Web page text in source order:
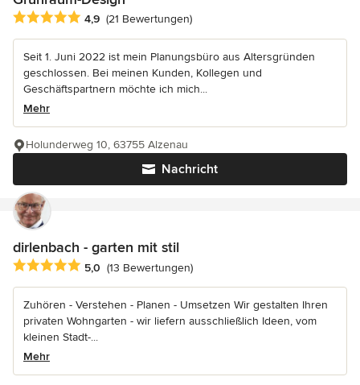
Durchschnittliche Bewertung: 4.9 von 5 Sternen
4,9 (21 Bewertungen)
Seit 1. Juni 2022 ist mein Planungsbüro aus Altersgründen
geschlossen. Bei meinen Kunden, Kollegen und
Geschäftspartnern möchte ich mich...
Mehr
Nachricht
Holunderweg 10, 63755 Alzenau
dirlenbach - garten mit stil
Durchschnittliche Bewertung: 5 von 5 Sternen
5,0 (13 Bewertungen)
Zuhören - Verstehen - Planen - Umsetzen Wir gestalten Ihren
privaten Wohngarten - wir liefern ausschließlich Ideen, vom
kleinen Stadt-...
Mehr